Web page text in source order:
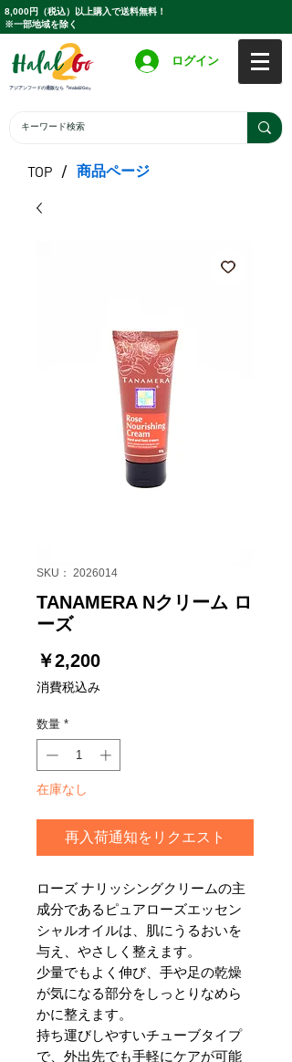
8,000円（税込）以上購入で送料無料！
※一部地域を除く
ログイン
アジアンフードの通販なら『Halal2Go』
TOP / 商品ページ
SKU： 2026014
TANAMERA Nクリーム ロ
ーズ
￥2,200価
消費税込み
数量 *
在庫なし
再入荷通知をリクエスト
ローズ ナリッシングクリームの主
成分であるピュアローズエッセン
シャルオイルは、肌にうるおいを
与え、やさしく整えます。
少量でもよく伸び、手や足の乾燥
が気になる部分をしっとりなめら
かに整えます。
持ち運びしやすいチューブタイプ
で、外出先でも手軽にケアが可能